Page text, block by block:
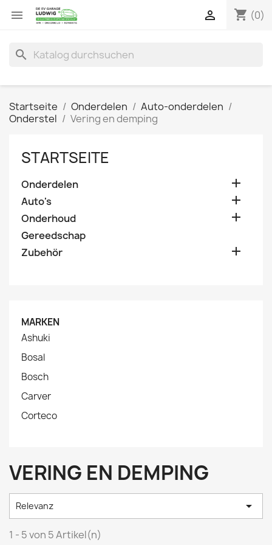
 shopping_cart (0)

search
Startseite Onderdelen
Auto-onderdelen
Onderstel
Vering en demping
STARTSEITE
Onderdelen 
Auto's 
Onderhoud 
Gereedschap
Zubehör

MARKEN
Ashuki
Bosal
Bosch
Carver
Corteco
VERING EN DEMPING
Relevanz 
1 - 5 von 5 Artikel(n)